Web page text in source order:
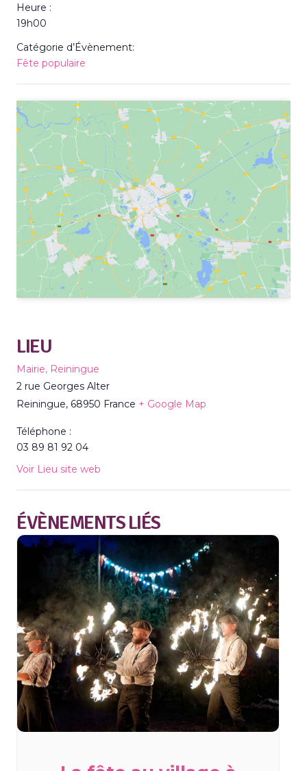
Heure :
19h00
Catégorie d’Évènement:
Fête populaire
LIEU
Mairie, Reiningue
2 rue Georges Alter
Reiningue, 68950 France + Google Map
Téléphone :
03 89 81 92 04
Voir Lieu site web
ÉVÈNEMENTS LIÉS